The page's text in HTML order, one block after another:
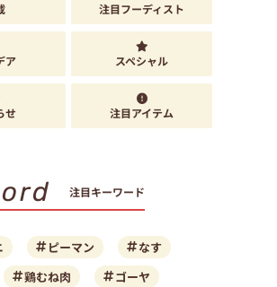
注目フーディスト
ア スペシャル
せ 注目アイテム
注目キーワード
ピーマン
なす
鶏むね肉
ゴーヤ